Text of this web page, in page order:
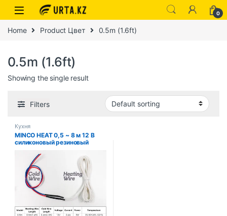
0
Home Product Цвет 0.5m (1.6ft)
0.5m (1.6ft)
Showing the single result
Filters
Кухня
MINCO HEAT 0,5 ~ 8 м 12 В
силиконовый резиновый
рулевого колеса/автокресла/
одеяла/гревательных
подушечек/теплого
напольного коврика